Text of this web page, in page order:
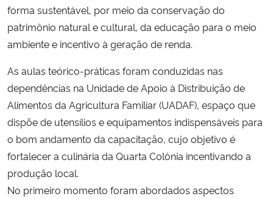
Secretaria de Governo
Gabinete de Segurança Institucional
Advocacia-Geral da União
Banco Central do Brasil
Planalto
forma sustentável, por meio da conservação do
patrimônio natural e cultural, da educação para o meio
ambiente e incentivo à geração de renda.
As aulas teórico-práticas foram conduzidas nas
dependências na Unidade de Apoio à Distribuição de
Alimentos da Agricultura Familiar (UADAF), espaço que
dispõe de utensílios e equipamentos indispensáveis para
o bom andamento da capacitação, cujo objetivo é
fortalecer a culinária da Quarta Colônia incentivando a
produção local.
No primeiro momento foram abordados aspectos